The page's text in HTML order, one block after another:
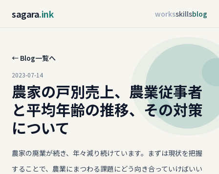
sagara.ink worksskillsblog
← Blog一覧へ
2023-07-14
農家の戸別売上、農業従事者
と平均年齢の推移、その対策
について
農家の廃業が続き、年々減り続けています。まずは現状を把握
することで、農業にまつわる課題にどう向き合っていけばいい